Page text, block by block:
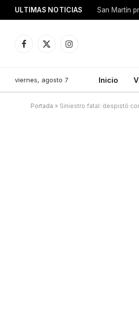
ULTIMAS NOTICIAS San Martín
Facebook
X
Instagram
viernes, agosto 7 Inicio
Portada » Siniestro fatal: despistó